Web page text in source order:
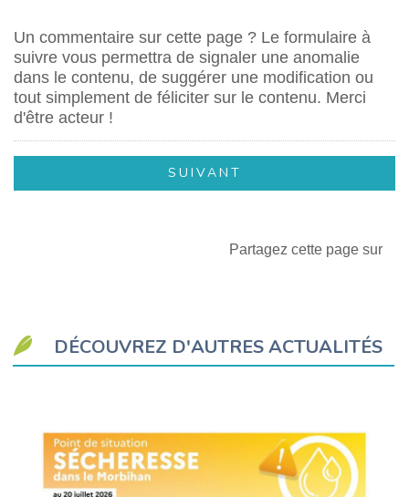
Un commentaire sur cette page ? Le formulaire à
suivre vous permettra de signaler une anomalie
dans le contenu, de suggérer une modification ou
tout simplement de féliciter sur le contenu. Merci
d'être acteur !
Partagez cette page sur
DÉCOUVREZ D'AUTRES ACTUALITÉS